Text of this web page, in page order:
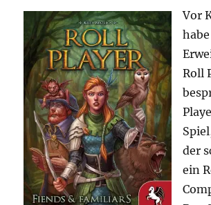
Vor
Roll
der
ein